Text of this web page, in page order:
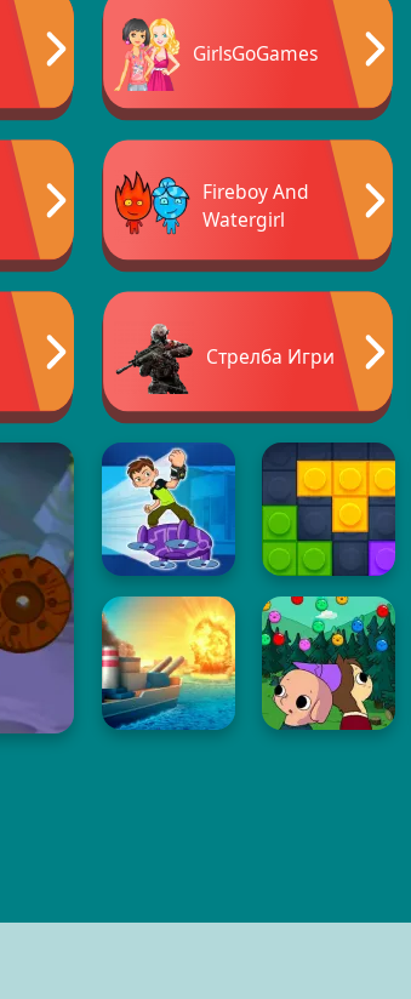
GirlsGoGames
Fireboy And
Watergirl
Стрелба Игри